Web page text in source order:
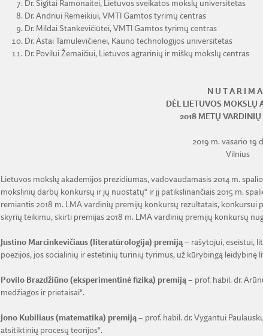
Dr. Sigitai Ramonaitei, Lietuvos sveikatos mokslų universitetas
Dr. Andriui Remeikiui, VMTI Gamtos tyrimų centras
Dr. Mildai Stankevičiūtei, VMTI Gamtos tyrimų centras
Dr. Astai Tamulevičienei, Kauno technologijos universitetas
Dr. Povilui Žemaičiui, Lietuvos agrarinių ir miškų mokslų centras
N U T A R I M A
DĖL LIETUVOS MOKSLŲ
2018 METŲ VARDINIŲ
2019 m. vasario 19
Vilnius
Lietuvos mokslų akademijos prezidiumas, vadovaudamasis 2014 m.
mokslinių darbų konkursų ir jų nuostatų“ ir jį patikslinančiais 2015 m.
remiantis 2018 m. LMA vardinių premijų konkursų rezultatais,
skyrių teikimu, skirti premijas 2018 m. LMA vardinių premijų konkursų
Justino Marcinkevičiaus (literatūrologija) premiją– rašytojui, eseistui,
poezijos, jos socialinių ir estetinių turinių tyrimus, už kūrybingą leidybinę
Povilo Brazdžiūno (eksperimentinė fizika) premiją– prof. habil. dr.
medžiagos ir prietaisai“.
Jono Kubiliaus (matematika) premiją– prof. habil. dr. Vygantui
atsitiktinių procesų teorijos“.